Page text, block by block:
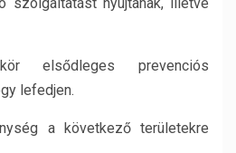
elsődleges prevenciós
lefedjen.
a következő területekre